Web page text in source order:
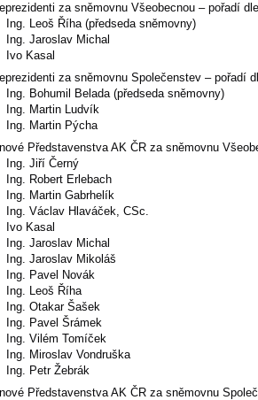
za sněmovnu Všeobecnou – pořadí
Ing. Leoš Říha (předseda sněmovny)
Ing. Jaroslav Michal
Ivo Kasal
za sněmovnu Společenstev – pořadí
Ing. Bohumil Belada (předseda sněmovny)
Ing. Martin Ludvík
Ing. Martin Pýcha
Představenstva AK ČR za sněmovnu
Ing. Jiří Černý
Ing. Robert Erlebach
Ing. Martin Gabrhelík
Ing. Václav Hlaváček, CSc.
Ivo Kasal
Ing. Jaroslav Michal
Ing. Jaroslav Mikoláš
Ing. Pavel Novák
Ing. Leoš Říha
Ing. Otakar Šašek
Ing. Pavel Šrámek
Ing. Vilém Tomíček
Ing. Miroslav Vondruška
Ing. Petr Žebrák
Představenstva AK ČR za sněmovnu